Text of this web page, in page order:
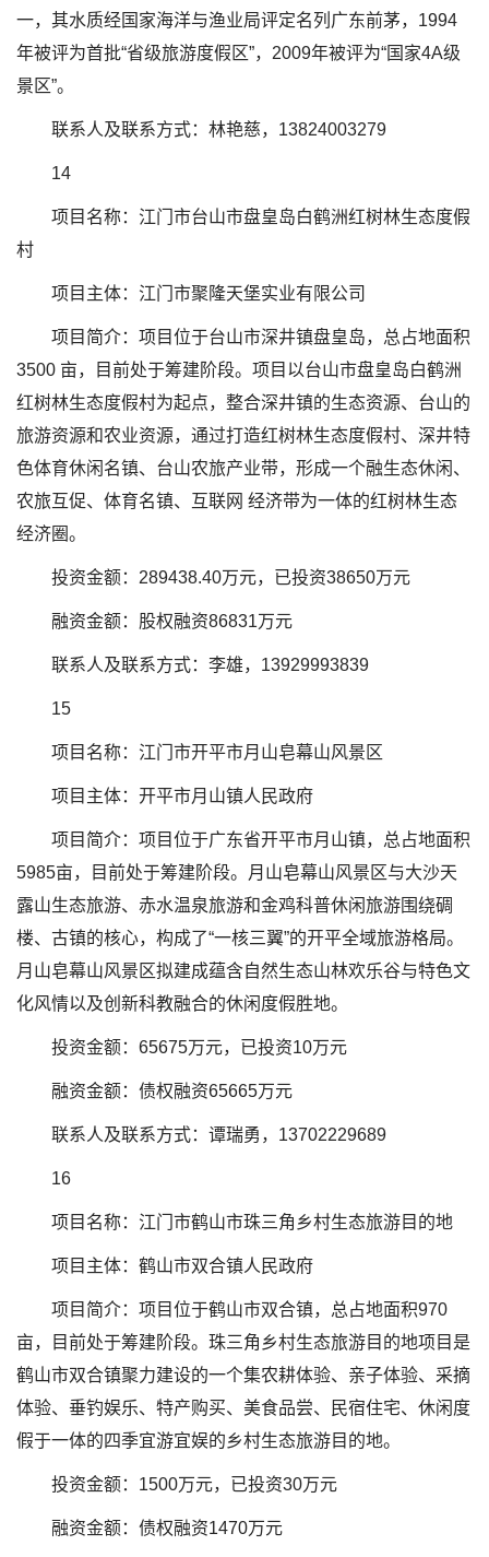
一，其水质经国家海洋与渔业局评定名列广东前茅，1994
年被评为首批“省级旅游度假区”，2009年被评为“国家4A级
景区”。
联系人及联系方式：林艳慈，13824003279
14
项目名称：江门市台山市盘皇岛白鹤洲红树林生态度假
村
项目主体：江门市聚隆天堡实业有限公司
项目简介：项目位于台山市深井镇盘皇岛，总占地面积
3500 亩，目前处于筹建阶段。项目以台山市盘皇岛白鹤洲
红树林生态度假村为起点，整合深井镇的生态资源、台山的
旅游资源和农业资源，通过打造红树林生态度假村、深井特
色体育休闲名镇、台山农旅产业带，形成一个融生态休闲、
农旅互促、体育名镇、互联网 经济带为一体的红树林生态
经济圈。
投资金额：289438.40万元，已投资38650万元
融资金额：股权融资86831万元
联系人及联系方式：李雄，13929993839
15
项目名称：江门市开平市月山皂幕山风景区
项目主体：开平市月山镇人民政府
项目简介：项目位于广东省开平市月山镇，总占地面积
5985亩，目前处于筹建阶段。月山皂幕山风景区与大沙天
露山生态旅游、赤水温泉旅游和金鸡科普休闲旅游围绕碉
楼、古镇的核心，构成了“一核三翼”的开平全域旅游格局。
月山皂幕山风景区拟建成蕴含自然生态山林欢乐谷与特色文
化风情以及创新科教融合的休闲度假胜地。
投资金额：65675万元，已投资10万元
融资金额：债权融资65665万元
联系人及联系方式：谭瑞勇，13702229689
16
项目名称：江门市鹤山市珠三角乡村生态旅游目的地
项目主体：鹤山市双合镇人民政府
项目简介：项目位于鹤山市双合镇，总占地面积970
亩，目前处于筹建阶段。珠三角乡村生态旅游目的地项目是
鹤山市双合镇聚力建设的一个集农耕体验、亲子体验、采摘
体验、垂钓娱乐、特产购买、美食品尝、民宿住宅、休闲度
假于一体的四季宜游宜娱的乡村生态旅游目的地。
投资金额：1500万元，已投资30万元
融资金额：债权融资1470万元